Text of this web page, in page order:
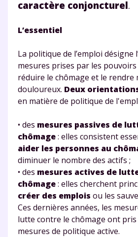
caractère conjoncturel.
L’essentiel
La politique de l’emploi désigne
mesures prises par les
réduire le chômage et le rendre
douloureux. Deux
en matière de politique de
• des mesures passives de
chômage: elles consistent
aider les personnes au
diminuer le nombre des actifs ;
• des mesures actives de
chômage: elles cherchent
créer des emplois ou les
Ces dernières années, les
lutte contre le chômage ont pris
mesures de politique active.